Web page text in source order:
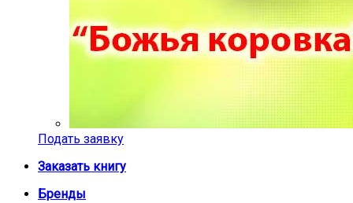
Подать заявку
Заказать книгу
Бренды